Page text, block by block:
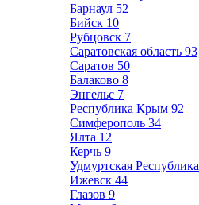
Барнаул 52
Бийск 10
Рубцовск 7
Саратовская область 93
Саратов 50
Балаково 8
Энгельс 7
Республика Крым 92
Симферополь 34
Ялта 12
Керчь 9
Удмуртская Республика
Ижевск 44
Глазов 9